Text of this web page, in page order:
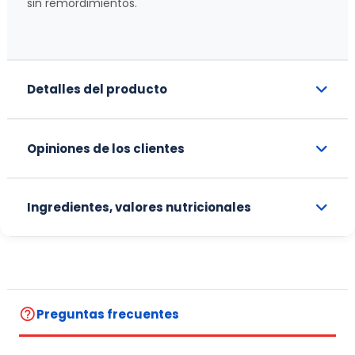
sin remordimientos.
Detalles del producto
Opiniones de los clientes
Ingredientes, valores nutricionales
help_outlinePreguntas frecuentes